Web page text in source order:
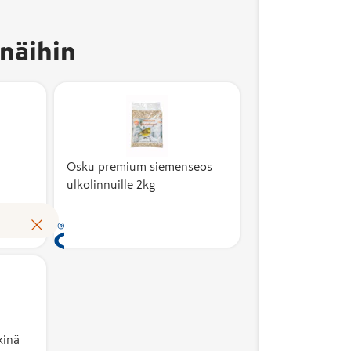
Kotimaisuusaste
kuvaa suomalaisten
kustannusten osuutta
tuotteen
omakustannusarvosta.
Osku premium siemenseos
ulkolinnuille 2kg